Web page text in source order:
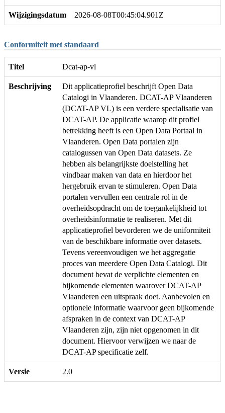
Wijzigingsdatum 2026-08-08T00:45:04.901Z
Conformiteit met standaard
Titel Dcat-ap-vl
Beschrijving
Dit applicatieprofiel beschrijft Open Data
Catalogi in Vlaanderen. DCAT-AP Vlaanderen
(DCAT-AP VL) is een verdere specialisatie van
DCAT-AP. De applicatie waarop dit profiel
betrekking heeft is een Open Data Portaal in
Vlaanderen. Open Data portalen zijn
catalogussen van Open Data datasets. Ze
hebben als belangrijkste doelstelling het
vindbaar maken van data en hierdoor het
hergebruik ervan te stimuleren. Open Data
portalen vervullen een centrale rol in de
overheidsopdracht om de toegankelijkheid tot
overheidsinformatie te realiseren. Met dit
applicatieprofiel bevorderen we de uniformiteit
van de beschikbare informatie over datasets.
Tevens vereenvoudigen we het aggregatie
proces van meerdere Open Data Catalogi. Dit
document bevat de verplichte elementen en
bijkomende elementen waarover DCAT-AP
Vlaanderen een uitspraak doet. Aanbevolen en
optionele informatie waarvoor geen bijkomende
afspraken in de context van DCAT-AP
Vlaanderen zijn, zijn niet opgenomen in dit
document. Hiervoor verwijzen we naar de
DCAT-AP specificatie zelf.
Versie 2.0